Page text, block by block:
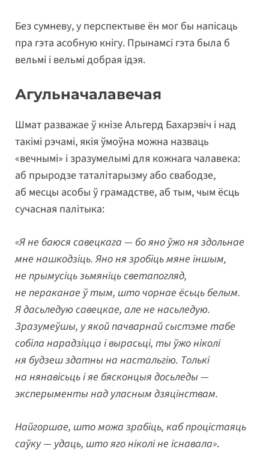
Без сумневу, у перспектыве ён мог бы напісаць
пра гэта асобную кнігу. Прынамсі гэта была б
вельмі і вельмі добрая ідэя.
Агульначалавечая
Шмат разважае ў кнізе Альгерд Бахарэвіч і над
такімі рэчамі, якія ўмоўна можна назваць
«вечнымі» і зразумелымі для кожнага чалавека:
аб прыродзе таталітарызму або свабодзе,
аб месцы асобы ў грамадстве, аб тым, чым ёсць
сучасная палітыка:
«Я не баюся савецкага — бо яно ўжо ня здольнае
мне нашкодзіць. Яно ня зробіць мяне іншым,
не прымусіць зьмяніць светапогляд,
не пераканае ў тым, што чорнае ёсьць белым.
Я дасьледую савецкае, але не насьледую.
Зразумеўшы, у якой пачварнай сыстэме табе
собіла нарадзіцца і вырасьці, ты ўжо ніколі
ня будзеш здатны на настальгію. Толькі
на нянавісьць і яе бясконцыя досьледы —
эксперыменты над уласным дзяцінствам.
Найгоршае, што можа зрабіць, каб процістаяць
саўку — удаць, што яго ніколі не існавала».